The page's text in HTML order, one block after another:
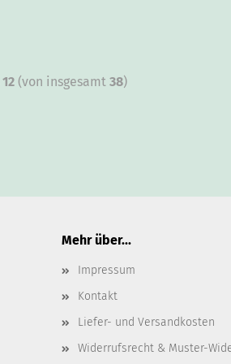
12(von insgesamt 38)
Mehr über...
Impressum
Kontakt
Liefer- und Versandkosten
Widerrufsrecht & Muster-